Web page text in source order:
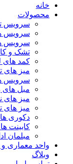
خانه
محصولات
سرویس
سرویس
سرویس
تشک و
کمد های
میز های
سرویس
مبل های
میز های
میز های
دکوری ها
کابینت
مبلمان
واحد معماری
وبلاگ